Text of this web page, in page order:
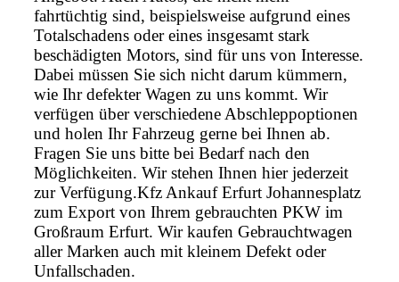
fahrtüchtig sind, beispielsweise aufgrund eines
Totalschadens oder eines insgesamt stark
beschädigten Motors, sind für uns von Interesse.
Dabei müssen Sie sich nicht darum kümmern,
wie Ihr defekter Wagen zu uns kommt. Wir
verfügen über verschiedene Abschleppoptionen
und holen Ihr Fahrzeug gerne bei Ihnen ab.
Fragen Sie uns bitte bei Bedarf nach den
Möglichkeiten. Wir stehen Ihnen hier jederzeit
zur Verfügung.Kfz Ankauf Erfurt Johannesplatz
zum Export von Ihrem gebrauchten PKW im
Großraum Erfurt. Wir kaufen Gebrauchtwagen
aller Marken auch mit kleinem Defekt oder
Unfallschaden.